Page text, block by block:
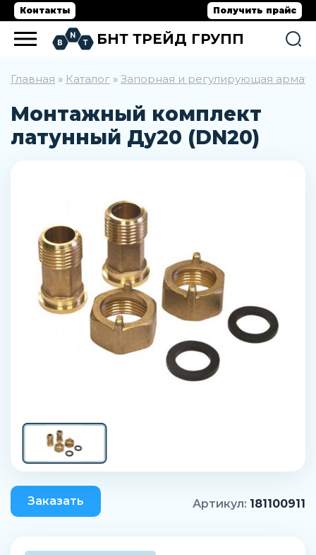
Контакты Получить прайс
БНТ ТРЕЙД ГРУПП
Главная » Каталог » Запорная и регулирующая
Монтажный комплект
латунный Ду20 (DN20)
Заказать Артикул: 181100911